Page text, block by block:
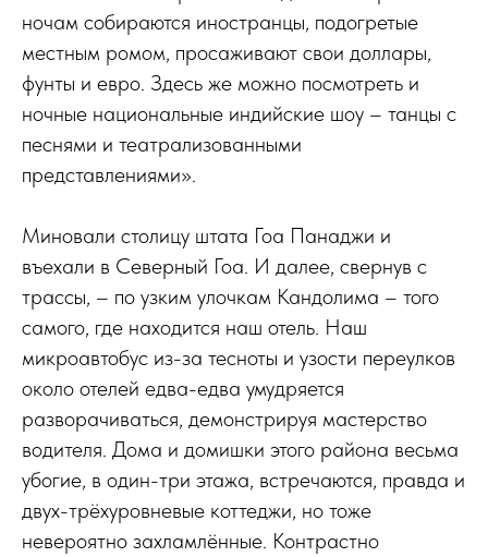
ночам собираются иностранцы, подогретые
местным ромом, просаживают свои доллары,
фунты и евро. Здесь же можно посмотреть и
ночные национальные индийские шоу – танцы с
песнями и театрализованными
представлениями».
Миновали столицу штата Гоа Панаджи и
въехали в Северный Гоа. И далее, свернув с
трассы, – по узким улочкам Кандолима – того
самого, где находится наш отель. Наш
микроавтобус из-за тесноты и узости переулков
около отелей едва-едва умудряется
разворачиваться, демонстрируя мастерство
водителя. Дома и домишки этого района весьма
убогие, в один-три этажа, встречаются, правда и
двух-трёхуровневые коттеджи, но тоже
невероятно захламлённые. Контрастно